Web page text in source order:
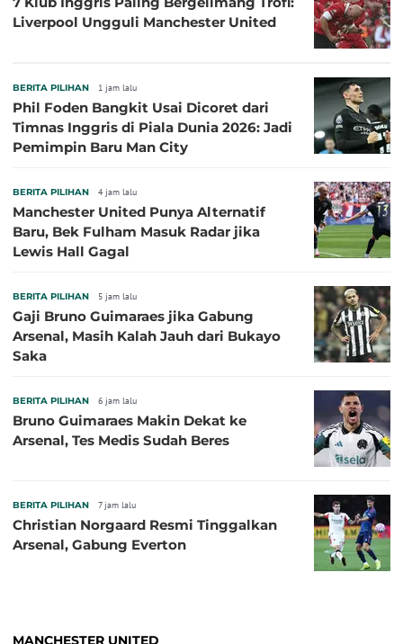
Liverpool Ungguli Manchester United
BERITA PILIHAN 1 jam lalu
Phil Foden Bangkit Usai Dicoret dari
Timnas Inggris di Piala Dunia 2026: Jadi
Pemimpin Baru Man City
BERITA PILIHAN 4 jam lalu
Manchester United Punya Alternatif
Baru, Bek Fulham Masuk Radar jika
Lewis Hall Gagal
BERITA PILIHAN 5 jam lalu
Gaji Bruno Guimaraes jika Gabung
Arsenal, Masih Kalah Jauh dari Bukayo
Saka
BERITA PILIHAN 6 jam lalu
Bruno Guimaraes Makin Dekat ke
Arsenal, Tes Medis Sudah Beres
BERITA PILIHAN 7 jam lalu
Christian Norgaard Resmi Tinggalkan
Arsenal, Gabung Everton
MANCHESTER UNITED